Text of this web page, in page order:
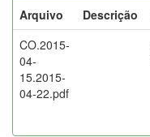
Arquivo
Descrição
CO.2015-
04-
15.2015-
04-22.pdf